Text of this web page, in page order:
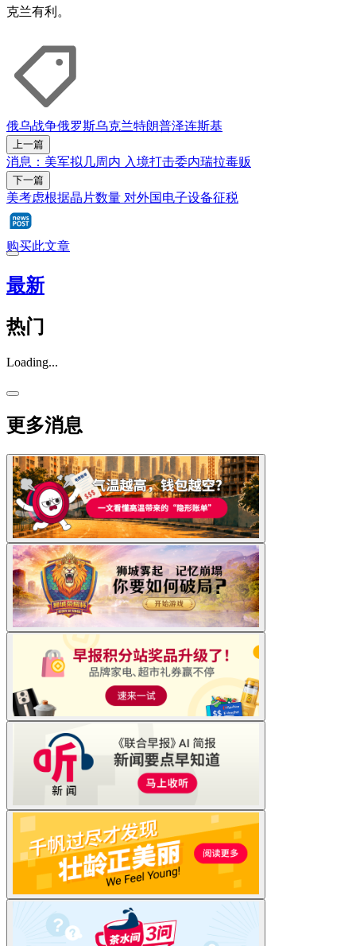
克兰有利。
俄乌战争俄罗斯乌克兰特朗普泽连斯基
上一篇
消息：美军拟几周内 入境打击委内瑞拉毒贩
下一篇
美考虑根据晶片数量 对外国电子设备征税
购买此文章
最新
热门
Loading...
更多消息